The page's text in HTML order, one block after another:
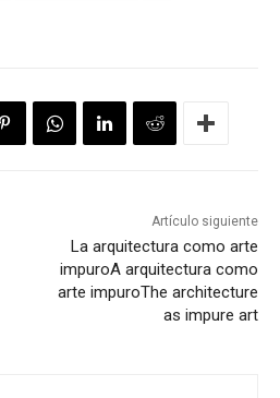
Artículo siguiente
La arquitectura como arte
impuroA arquitectura como
arte impuroThe architecture
as impure art